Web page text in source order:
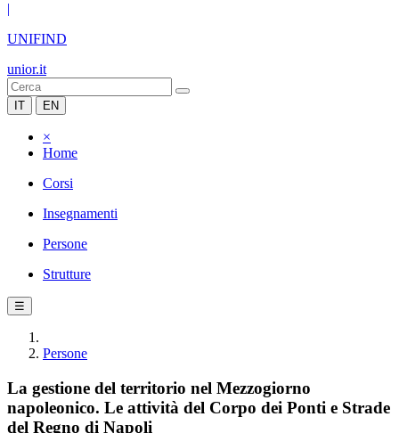
|
UNIFIND
unior.it
IT EN
×
Home
Corsi
Insegnamenti
Persone
Strutture
☰
Persone
La gestione del territorio nel Mezzogiorno
napoleonico. Le attività del Corpo dei Ponti e Strade
del Regno di Napoli